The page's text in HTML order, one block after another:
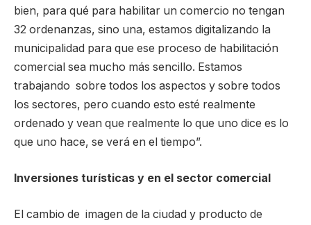
bien, para qué para habilitar un comercio no tengan
32 ordenanzas, sino una, estamos digitalizando la
municipalidad para que ese proceso de habilitación
comercial sea mucho más sencillo. Estamos
trabajando sobre todos los aspectos y sobre todos
los sectores, pero cuando esto esté realmente
ordenado y vean que realmente lo que uno dice es lo
que uno hace, se verá en el tiempo”.
Inversiones turísticas y en el sector comercial
El cambio de imagen de la ciudad y producto de